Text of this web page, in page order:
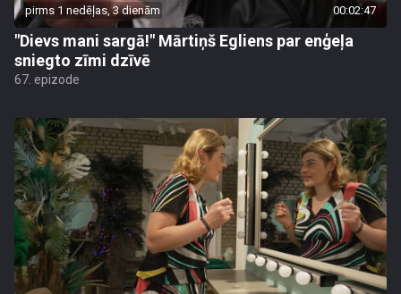
pirms 1 nedēļas, 3 dienām 00:02:47
"Dievs mani sargā!" Mārtiņš Egliens par enģeļa
sniegto zīmi dzīvē
67. epizode